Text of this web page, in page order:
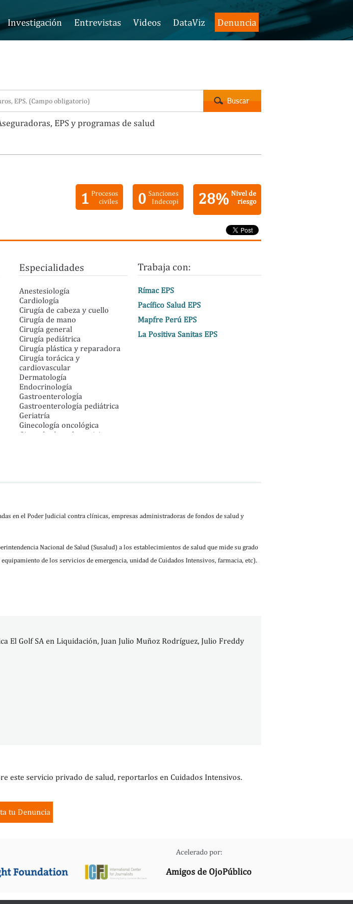
Investigación Entrevistas Videos DataViz Denuncia
EPS y programas de salud
1 Procesos
civiles
0 Sanciones
Indecopi
28% Nivel de
riesgo
Especialidades
Anestesiología
Cardiología
Cirugía de cabeza y cuello
Cirugía de mano
Cirugía general
Cirugía pediátrica
Cirugía plástica y reparadora
Cirugía torácica y
cardiovascular
Dermatología
Endocrinología
Gastroenterología
Gastroenterología pediátrica
Geriatría
Ginecología oncológica
Ginecología y obstetricia
Neurocirugía
Neurología
Oftalmología
Oncología médica
Trabaja con:
Rímac EPS
Pacífico Salud EPS
Mapfre Perú EPS
La Positiva Sanitas EPS
en el Poder Judicial contra clínicas, empresas administradoras de fondos de salud y
Nacional de Salud (Susalud) a los establecimientos de salud que mide su grado
de los servicios de emergencia, unidad de Cuidados Intensivos, farmacia, etc).
El Golf SA en Liquidación, Juan Julio Muñoz Rodríguez, Julio Freddy
este servicio privado de salud, reportarlos en Cuidados Intensivos.
tu Denuncia
Acelerado por:
Amigos de OjoPúblico